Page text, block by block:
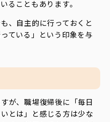
ることもあります。
、自主的に行っておくと
ている」という印象を与
が、職場復帰後に「毎日
とは」と感じる方は少な